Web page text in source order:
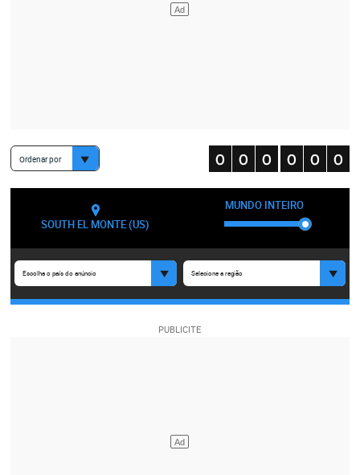
Ordenar por
SOUTH EL MONTE (US)
MUNDO INTEIRO
Escolha o país do anúncio Selecione a região